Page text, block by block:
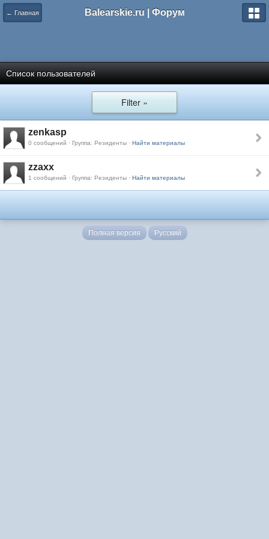
← Главная Balearskie.ru | Форум
Список пользователей
Filter »
zenkasp
0 сообщений · Группа: Резиденты · Найти материалы
zzaxx
1 сообщений · Группа: Резиденты · Найти материалы
Полная версия Русский